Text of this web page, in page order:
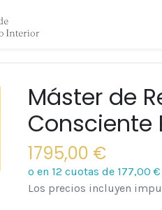
Máster de
Consciente
1795,00 €
o en 12 cuotas de 177,00 €
Los precios incluyen